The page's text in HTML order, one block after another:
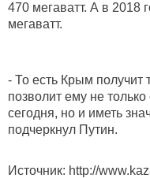
470 мегаватт. А в 2018
мегаватт.
- То есть Крым получит
позволит ему не
сегодня, но и иметь
подчеркнул Путин.
Источник: http://